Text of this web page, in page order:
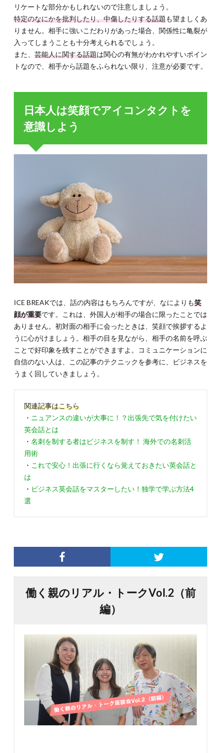
リケートな部分かもしれないので注意しましょう。
特定のなにかを批判したり、中傷したりする話題も望ましくあ
りません。相手に強いこだわりがあった場合、関係性に亀裂が
入ってしまうことも十分考えられるでしょう。
また、 芸能人に関する話題は関心の有無がわかれやすいポイン
トなので、相手から話題をふられない限り、注意が必要です。
日本人は笑顔でアイコンタクトを
意識しよう
ICE BREAKでは、話の内容はもちろんですが、なによりも笑
顔が重要です。これは、外国人が相手の場合に限ったことでは
ありません。初対面の相手に会ったときは、笑顔で挨拶するよ
うに心がけましょう。相手の目を見ながら、相手の名前を呼ぶ
ことで好印象を残すことができますよ。コミュニケーションに
自信のない人は、この記事のテクニックを参考に、ビジネスを
うまく回していきましょう。
関連記事はこちら
・ ニュアンスの違いが大事に！？出張先で気を付けたい
英会話とは
・ 名刺を制する者はビジネスを制す！ 海外での名刺活
用術
・ これで安心！出張に行くなら覚えておきたい英会話と
は
・ ビジネス英会話をマスターしたい！独学で学ぶ方法4
選
働く親のリアル・トークVol.2（前
編）